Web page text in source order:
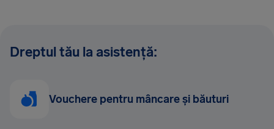
Dreptul tău la asistență:
Vouchere pentru mâncare și băuturi